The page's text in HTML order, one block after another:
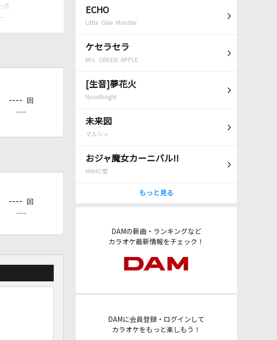
ECHO
Little Glee Monster
ケセラセラ
Mrs. GREEN APPLE
[生音]夢花火
Novelbright
未来図
マルシィ
おジャ魔女カーニバル!!
MAHO堂
もっと見る
DAMの新曲・ランキングなど
カラオケ最新情報をチェック！
DAMに会員登録・ログインして
カラオケをもっと楽しもう！
点
---- 回
----
---- 回
----